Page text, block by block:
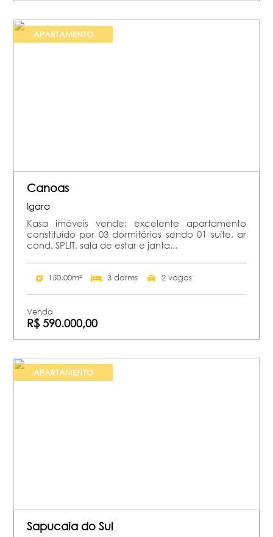
APARTAMENTO
Canoas
Igara
Kasa imóveis vende: excelente apartamento
constituído por 03 dormitórios sendo 01 suíte, ar
cond. SPLIT, sala de estar e janta...
150.00m² 3 dorms 2 vagas
Venda
R$ 590.000,00
APARTAMENTO
Sapucaia do Sul